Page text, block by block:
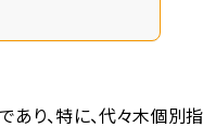
り、特に、代々木個別